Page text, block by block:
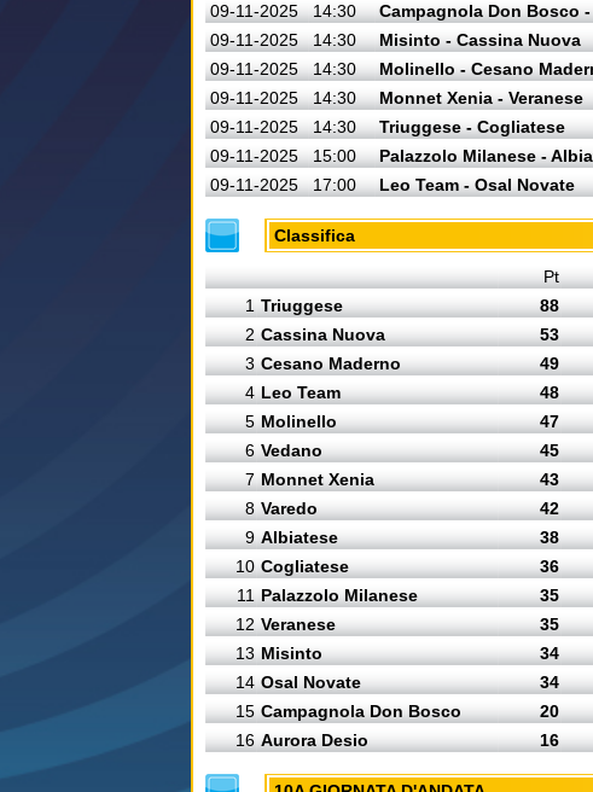
09-11-2025
14:30 Campagnola Don Bosco -
09-11-2025
14:30 Misinto - Cassina Nuova
09-11-2025
14:30 Molinello - Cesano
09-11-2025
14:30 Monnet Xenia - Veranese
09-11-2025
14:30 Triuggese - Cogliatese
09-11-2025
15:00 Palazzolo Milanese -
09-11-2025
17:00 Leo Team - Osal Novate
Classifica
Pt
1 Triuggese 88
2 Cassina Nuova 53
3 Cesano Maderno 49
4 Leo Team 48
5 Molinello 47
6 Vedano 45
7 Monnet Xenia 43
8 Varedo 42
9 Albiatese 38
10 Cogliatese 36
11 Palazzolo Milanese 35
12 Veranese 35
13 Misinto 34
14 Osal Novate 34
15 Campagnola Don Bosco 20
16 Aurora Desio 16